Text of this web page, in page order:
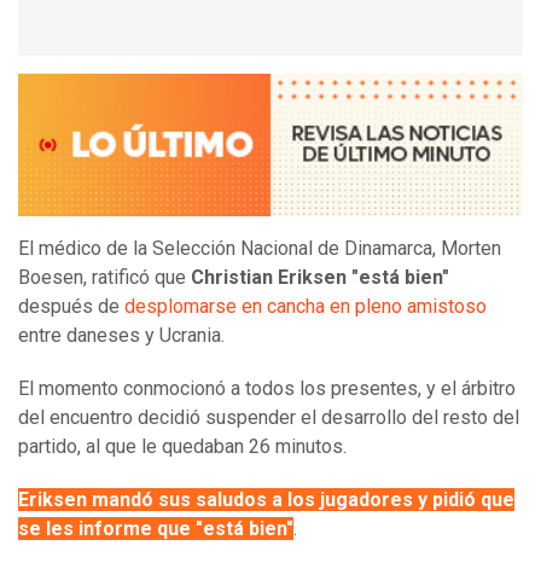
El médico de la Selección Nacional de Dinamarca, Morten
Boesen, ratificó que Christian Eriksen "está bien"
después de desplomarse en cancha en pleno amistoso
entre daneses y Ucrania.
El momento conmocionó a todos los presentes, y el árbitro
del encuentro decidió suspender el desarrollo del resto del
partido, al que le quedaban 26 minutos.
Eriksen mandó sus saludos a los jugadores y pidió que
se les informe que "está bien".